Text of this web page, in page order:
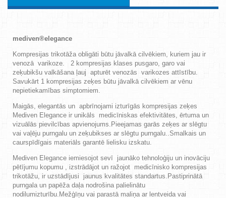
mediven®elegance
Kompresijas trikotāža obligāti būtu jāvalkā cilvēkiem, kuriem jau ir
venozā varikoze. 2 kompresijas klases pusgaro, garo vai
zeķubikšu valkāšana ļauj apturēt venozās varikozes attīstību.
Savukārt 1 kompresijas zeķes būtu jāvalkā cilvēkiem ar vēnu
nepietiekamības simptomiem.
Maigās, elegantās un apbrīnojami izturīgās kompresijas zeķes
Mediven Elegance ir unikāls medicīniskas efektivitātes, ērtuma un
vizuālās pievilcības apvienojums.Pieejamas garās zeķes ar slēgtu
vai vaļēju purngalu un zeķubikses ar slēgtu purngalu..Smalkais un
caurspīdīgais materiāls garantē lielisku izskatu.
Mediven Elegance iemiesojot sevī jaunāko tehnoloģiju un inovāciju
pētījumu kopumu , izstrādājot un ražojot medicīnisko kompresijas
trikotāžu, ir uzstādījusi jaunus kvalitātes standartus.Pastiprinātā
purngala un papēža daļa nodrošina palielinātu
nodilumizturību.Mežģīņu vai parastā maliņa ar lentveida vai